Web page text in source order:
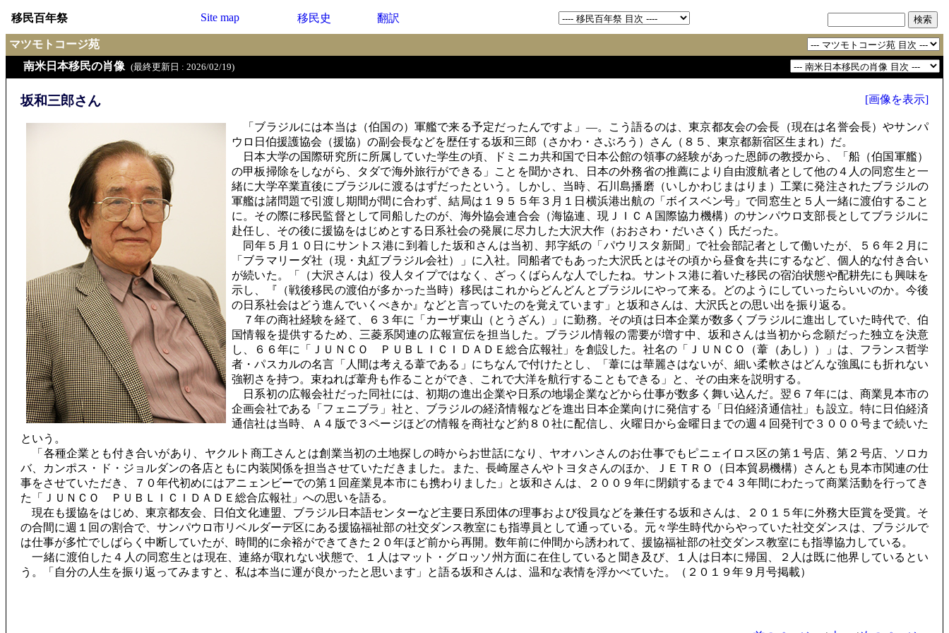
移民百年祭 Site map 移民史 翻訳
マツモトコージ苑
南米日本移民の肖像 (最終更新日 : 2026/02/19)
坂和三郎さん [画像を表示]
「ブラジルには本当は（伯国の）軍艦で来る予定だったんですよ」―。こう語るのは、東京都友会の会長（現在は名誉会長）やサンパ
ウロ日伯援護協会（援協）の副会長などを歴任する坂和三郎（さかわ・さぶろう）さん（８５、東京都新宿区生まれ）だ。
日本大学の国際研究所に所属していた学生の頃、ドミニカ共和国で日本公館の領事の経験があった恩師の教授から、「船（伯国軍艦）
の甲板掃除をしながら、タダで海外旅行ができる」ことを聞かされ、日本の外務省の推薦により自由渡航者として他の４人の同窓生と一
緒に大学卒業直後にブラジルに渡るはずだったという。しかし、当時、石川島播磨（いしかわじまはりま）工業に発注されたブラジルの
軍艦は諸問題で引渡し期間が間に合わず、結局は１９５５年３月１日横浜港出航の「ボイスベン号」で同窓生と５人一緒に渡伯すること
に。その際に移民監督として同船したのが、海外協会連合会（海協連、現ＪＩＣＡ国際協力機構）のサンパウロ支部長としてブラジルに
赴任し、その後に援協をはじめとする日系社会の発展に尽力した大沢大作（おおさわ・だいさく）氏だった。
同年５月１０日にサントス港に到着した坂和さんは当初、邦字紙の「パウリスタ新聞」で社会部記者として働いたが、５６年２月に
「ブラマリーダ社（現・丸紅ブラジル会社）」に入社。同船者でもあった大沢氏とはその頃から昼食を共にするなど、個人的な付き合い
が続いた。「（大沢さんは）役人タイプではなく、ざっくばらんな人でしたね。サントス港に着いた移民の宿泊状態や配耕先にも興味を
示し、『（戦後移民の渡伯が多かった当時）移民はこれからどんどんとブラジルにやって来る。どのようにしていったらいいのか。今後
の日系社会はどう進んでいくべきか』などと言っていたのを覚えています」と坂和さんは、大沢氏との思い出を振り返る。
７年の商社経験を経て、６３年に「カーザ東山（とうざん）」に勤務。その頃は日本企業が数多くブラジルに進出していた時代で、伯
国情報を提供するため、三菱系関連の広報宣伝を担当した。ブラジル情報の需要が増す中、坂和さんは当初から念願だった独立を決意
し、６６年に「ＪＵＮＣＯ ＰＵＢＬＩＣＩＤＡＤＥ総合広報社」を創設した。社名の「ＪＵＮＣＯ（葦（あし））」は、フランス哲学
者・パスカルの名言「人間は考える葦である」にちなんで付けたとし、「葦には華麗さはないが、細い柔軟さはどんな強風にも折れない
強靭さを持つ。束ねれば葦舟も作ることができ、これで大洋を航行することもできる」と、その由来を説明する。
日系初の広報会社だった同社には、初期の進出企業や日系の地場企業などから仕事が数多く舞い込んだ。翌６７年には、商業見本市の
企画会社である「フェニブラ」社と、ブラジルの経済情報などを進出日本企業向けに発信する「日伯経済通信社」も設立。特に日伯経済
通信社は当時、Ａ４版で３ページほどの情報を商社など約８０社に配信し、火曜日から金曜日までの週４回発刊で３０００号まで続いた
という。
「各種企業とも付き合いがあり、ヤクルト商工さんとは創業当初の土地探しの時からお世話になり、ヤオハンさんのお仕事でもピニェイロス区の第１号店、第２号店、ソロカ
バ、カンポス・ド・ジョルダンの各店ともに内装関係を担当させていただきました。また、長崎屋さんやトヨタさんのほか、ＪＥＴＲＯ（日本貿易機構）さんとも見本市関連の仕
事をさせていただき、７０年代初めにはアニェンビーでの第１回産業見本市にも携わりました」と坂和さんは、２００９年に閉鎖するまで４３年間にわたって商業活動を行ってき
た「ＪＵＮＣＯ ＰＵＢＬＩＣＩＤＡＤＥ総合広報社」への思いを語る。
現在も援協をはじめ、東京都友会、日伯文化連盟、ブラジル日本語センターなど主要日系団体の理事および役員などを兼任する坂和さんは、２０１５年に外務大臣賞を受賞。そ
の合間に週１回の割合で、サンパウロ市リベルダーデ区にある援協福祉部の社交ダンス教室にも指導員として通っている。元々学生時代からやっていた社交ダンスは、ブラジルで
は仕事が多忙でしばらく中断していたが、時間的に余裕ができてきた２０年ほど前から再開。数年前に仲間から誘われて、援協福祉部の社交ダンス教室にも指導協力している。
一緒に渡伯した４人の同窓生とは現在、連絡が取れない状態で、１人はマット・グロッソ州方面に在住していると聞き及び、１人は日本に帰国、２人は既に他界しているとい
う。「自分の人生を振り返ってみますと、私は本当に運が良かったと思います」と語る坂和さんは、温和な表情を浮かべていた。（２０１９年９月号掲載）